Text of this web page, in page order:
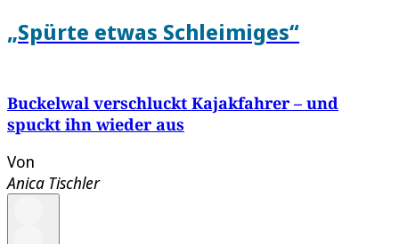
„Spürte etwas Schleimiges“
Buckelwal verschluckt Kajakfahrer – und
spuckt ihn wieder aus
Von
Anica Tischler